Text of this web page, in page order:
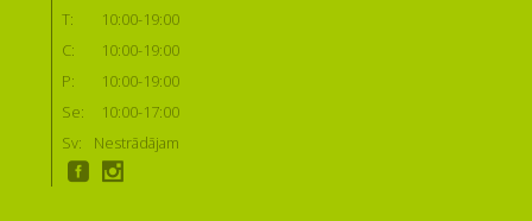
T:
10:00-19:00
C:
10:00-19:00
P:
10:00-19:00
Se:
10:00-17:00
Sv:
Nestrādājam